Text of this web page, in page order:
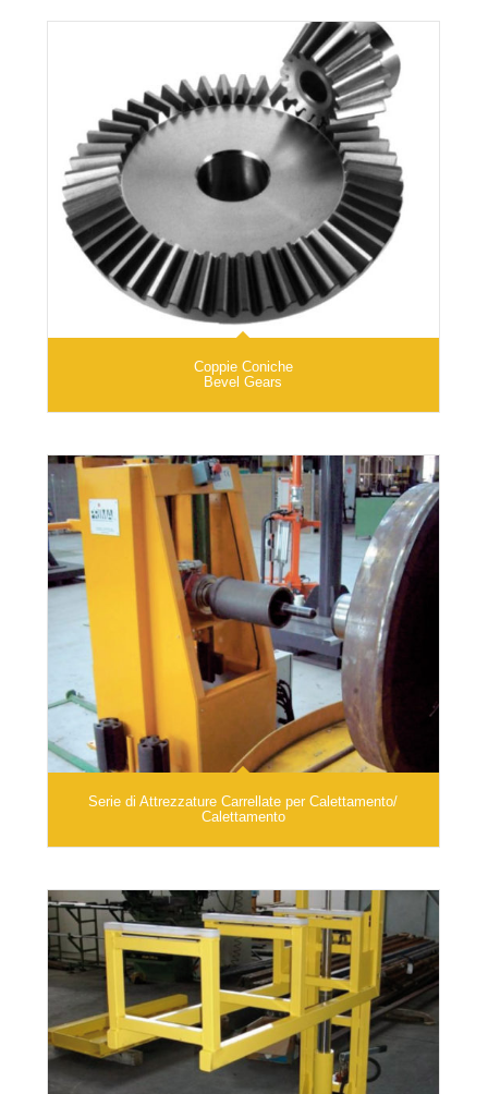
Coppie Coniche
Bevel Gears
Serie di Attrezzature Carrellate per Calettamento/
Calettamento